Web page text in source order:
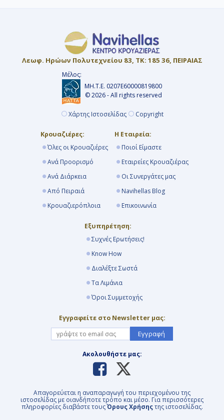
Λεωφ. Ηρώων Πολυτεχνείου 83, ΤΚ: 185 36, ΠΕΙΡΑΙΑΣ
Μέλος:
ΜΗ.Τ.Ε. 0207Ε60000819800
© 2026 - All rights reserved
Χάρτης Ιστοσελίδας Copyright
Κρουαζιέρες:
Όλες οι Κρουαζιέρες
Ανά Προορισμό
Ανά Διάρκεια
Από Πειραιά
Κρουαζιερόπλοια
Η Εταιρεία:
Ποιοί Είμαστε
Εταιρείες Κρουαζιέρας
Οι Συνεργάτες μας
Navihellas Blog
Επικοινωνία
Εξυπηρέτηση:
Συχνές Ερωτήσεις!
Know How
Διαλέξτε Σωστά
Τα Λιμάνια
Όροι Συμμετοχής
Εγγραφείτε στο Newsletter μας:
Εγγραφή
Ακολουθήστε μας:
Απαγορεύεται η αναπαραγωγή του περιεχομένου της
ιστοσελίδας με οιανδήποτε τρόπο και μέσο. Για περισσότερες
πληροφορίες διαβάστε τουςΌρους Χρήσηςτης ιστοσελίδας.